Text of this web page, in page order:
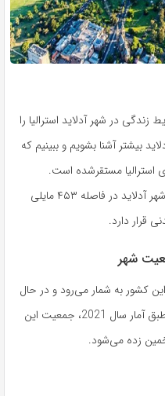
در شهر آدلاید استرالیا را
بیشتر آشنا بشویم و ببینیم که
استرالیا مستقرشده است.
آدلاید مرکز ایالت استرالیای جنوبی است. شهر آدلاید در فاصله ۴۵۳ مایلی
شهر
کشور به شمار می‌رود و در حال
حاضر پنجمین شهر بزرگ استرالیا است بر طبق آمار سال 2021، جمعیت این
زده می‌شود.